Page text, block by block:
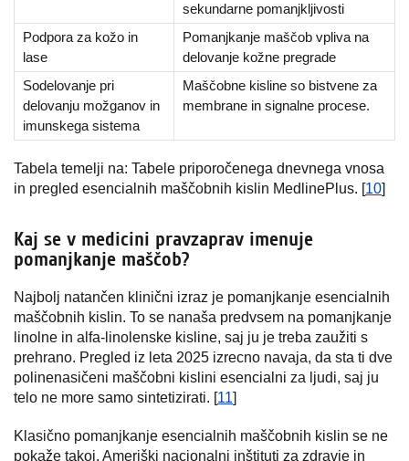
sekundarne pomanjkljivosti
Podpora za kožo in
lase
Pomanjkanje maščob vpliva na
delovanje kožne pregrade
Sodelovanje pri
delovanju možganov in
imunskega sistema
Maščobne kisline so bistvene za
membrane in signalne procese.
Tabela temelji na: Tabele priporočenega dnevnega vnosa
in pregled esencialnih maščobnih kislin MedlinePlus. [10]
Kaj se v medicini pravzaprav imenuje
pomanjkanje maščob?
Najbolj natančen klinični izraz je pomanjkanje esencialnih
maščobnih kislin. To se nanaša predvsem na pomanjkanje
linolne in alfa-linolenske kisline, saj ju je treba zaužiti s
prehrano. Pregled iz leta 2025 izrecno navaja, da sta ti dve
polinenasičeni maščobni kislini esencialni za ljudi, saj ju
telo ne more samo sintetizirati. [11]
Klasično pomanjkanje esencialnih maščobnih kislin se ne
pokaže takoj. Ameriški nacionalni inštituti za zdravje in